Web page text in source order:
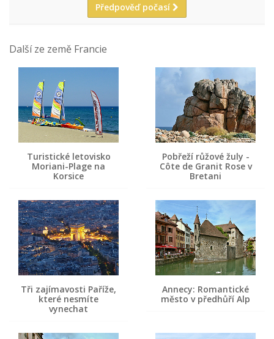
Předpověď počasí
Další ze země Francie
Turistické letovisko
Moriani-Plage na
Korsice
Pobřeží růžové žuly -
Côte de Granit Rose v
Bretani
Tři zajímavosti Paříže,
které nesmíte
vynechat
Annecy: Romantické
město v předhůří Alp